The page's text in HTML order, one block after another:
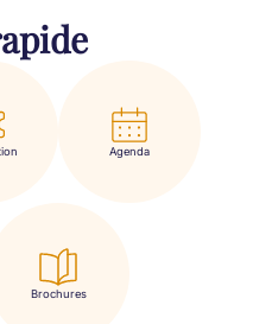
Agenda
Brochures